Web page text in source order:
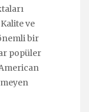
ve
bir
popüler